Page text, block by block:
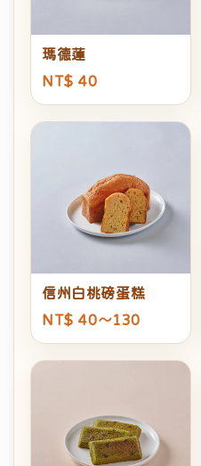
瑪德蓮
NT$ 40
信州白桃磅蛋糕
NT$ 40～130